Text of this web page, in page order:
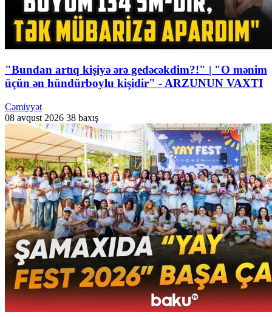
"Bundan artıq kişiyə ərə gedəcəkdim?!" | "O mənim
üçün ən hündürboylu kişidir" - ARZUNUN VAXTI
Cəmiyyət
08 avqust 2026 38 baxış